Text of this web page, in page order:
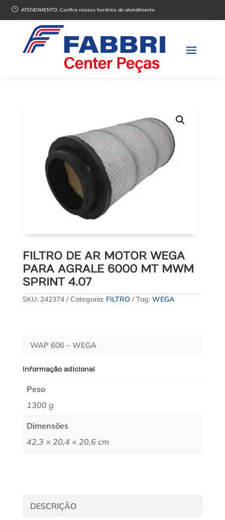
} ATENDIMENTO:Confira nossos horários de atendimento
FILTRO DE AR MOTOR WEGA
PARA AGRALE 6000 MT MWM
SPRINT 4.07
SKU: 242374 Categoria: FILTRO Tag: WEGA
WAP 606 – WEGA
Informação adicional
Peso
1300 g
Dimensões
42,3 × 20,4 × 20,6 cm
DESCRIÇÃO